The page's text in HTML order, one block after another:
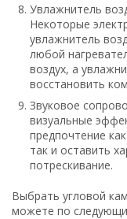
Увлажнитель
Некоторые
увлажнитель
любой
воздух, а
восстановить
Звуковое
визуальные
предпочтение
так и оставить
потрескивание.
Выбрать угловой
можете по